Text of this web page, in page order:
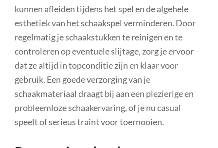
kunnen afleiden tijdens het spel en de algehele
esthetiek van het schaakspel verminderen. Door
regelmatig je schaakstukken te reinigen en te
controleren op eventuele slijtage, zorg je ervoor
dat ze altijd in topconditie zijn en klaar voor
gebruik. Een goede verzorging van je
schaakmateriaal draagt bij aan een plezierige en
probleemloze schaakervaring, of je nu casual
speelt of serieus traint voor toernooien.